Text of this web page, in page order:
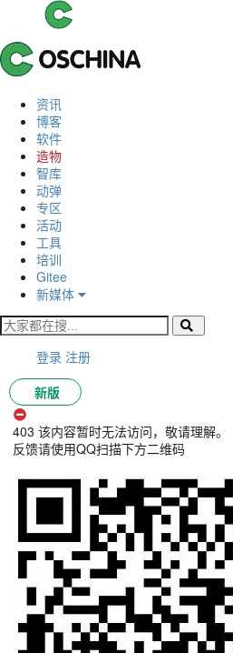
资讯
博客
软件
造物
智库
动弹
专区
活动
工具
培训
Gitee
新媒体
登录 注册
新版
403 该内容暂时无法访问，敬请理解。
反馈请使用QQ扫描下方二维码